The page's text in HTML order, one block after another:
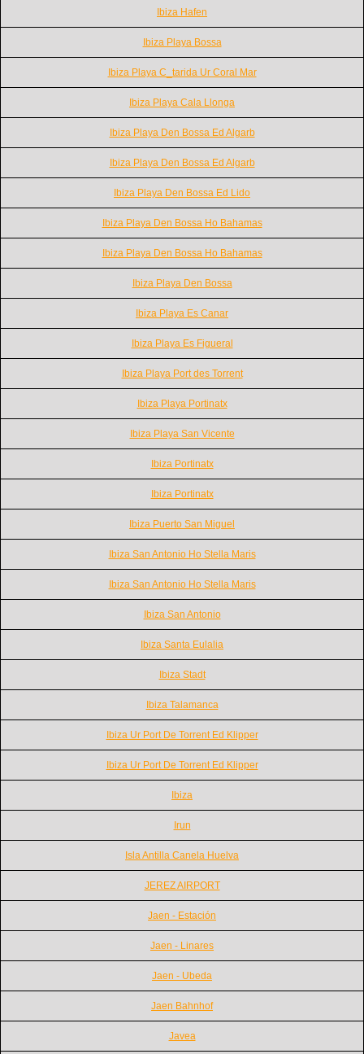
Ibiza Hafen
Ibiza Playa Bossa
Ibiza Playa C_tarida Ur Coral Mar
Ibiza Playa Cala Llonga
Ibiza Playa Den Bossa Ed Algarb
Ibiza Playa Den Bossa Ed Algarb
Ibiza Playa Den Bossa Ed Lido
Ibiza Playa Den Bossa Ho Bahamas
Ibiza Playa Den Bossa Ho Bahamas
Ibiza Playa Den Bossa
Ibiza Playa Es Canar
Ibiza Playa Es Figueral
Ibiza Playa Port des Torrent
Ibiza Playa Portinatx
Ibiza Playa San Vicente
Ibiza Portinatx
Ibiza Portinatx
Ibiza Puerto San Miguel
Ibiza San Antonio Ho Stella Maris
Ibiza San Antonio Ho Stella Maris
Ibiza San Antonio
Ibiza Santa Eulalia
Ibiza Stadt
Ibiza Talamanca
Ibiza Ur Port De Torrent Ed Klipper
Ibiza Ur Port De Torrent Ed Klipper
Ibiza
Irun
Isla Antilla Canela Huelva
JEREZ AIRPORT
Jaen - Estación
Jaen - Linares
Jaen - Ubeda
Jaen Bahnhof
Javea